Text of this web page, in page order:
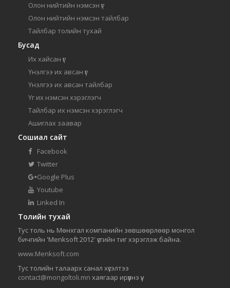
Олон нийтийн нэмсэн үг
Олон нийтийн нэмсэн тайлбар
Тайлбар толийн тухай
Бусад
Их хайсан үг
Үнэлгээ их авсан үг
Үнэлгээ их авсан тайлбар
Үг их нэмсэн хэрэглэгч
Тайлбар их нэмсэн хэрэглэгч
Ашиглах заавар
Сошиал сайт
Facebook
Twitter
Google Plus
Youtube
Linked In
Толийн тухай
Тус толь нь Мөнхгал компанийн зөвшөөрлөөр монгол
бичгийн 'Menksoft 2012' үсгийн тиг хэрэглэж байна.
www.Menksoft.com
Тус толийн талаарх санал хүсэлтээ
contact@mongoltoli.mn хаягаар ирүүлнэ үү.